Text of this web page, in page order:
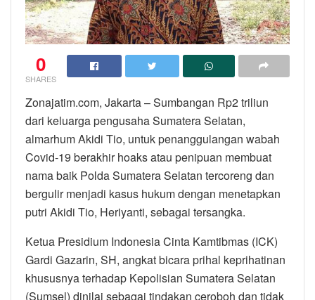
0
SHARES
Zonajatim.com, Jakarta – Sumbangan Rp2 triliun
dari keluarga pengusaha Sumatera Selatan,
almarhum Akidi Tio, untuk penanggulangan wabah
Covid-19 berakhir hoaks atau penipuan membuat
nama baik Polda Sumatera Selatan tercoreng dan
bergulir menjadi kasus hukum dengan menetapkan
putri Akidi Tio, Heriyanti, sebagai tersangka.
Ketua Presidium Indonesia Cinta Kamtibmas (ICK)
Gardi Gazarin, SH, angkat bicara prihal keprihatinan
khususnya terhadap Kepolisian Sumatera Selatan
(Sumsel) dinilai sebagai tindakan ceroboh dan tidak